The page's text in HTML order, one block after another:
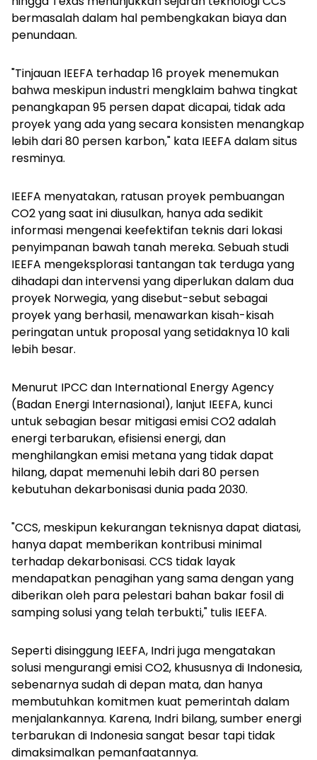
bermasalah dalam hal pembengkakan biaya dan
penundaan.
"Tinjauan IEEFA terhadap 16 proyek menemukan
bahwa meskipun industri mengklaim bahwa tingkat
penangkapan 95 persen dapat dicapai, tidak ada
proyek yang ada yang secara konsisten menangkap
lebih dari 80 persen karbon," kata IEEFA dalam situs
resminya.
IEEFA menyatakan, ratusan proyek pembuangan
CO2 yang saat ini diusulkan, hanya ada sedikit
informasi mengenai keefektifan teknis dari lokasi
penyimpanan bawah tanah mereka. Sebuah studi
IEEFA mengeksplorasi tantangan tak terduga yang
dihadapi dan intervensi yang diperlukan dalam dua
proyek Norwegia, yang disebut-sebut sebagai
proyek yang berhasil, menawarkan kisah-kisah
peringatan untuk proposal yang setidaknya 10 kali
lebih besar.
Menurut IPCC dan International Energy Agency
(Badan Energi Internasional), lanjut IEEFA, kunci
untuk sebagian besar mitigasi emisi CO2 adalah
energi terbarukan, efisiensi energi, dan
menghilangkan emisi metana yang tidak dapat
hilang, dapat memenuhi lebih dari 80 persen
kebutuhan dekarbonisasi dunia pada 2030.
"CCS, meskipun kekurangan teknisnya dapat diatasi,
hanya dapat memberikan kontribusi minimal
terhadap dekarbonisasi. CCS tidak layak
mendapatkan penagihan yang sama dengan yang
diberikan oleh para pelestari bahan bakar fosil di
samping solusi yang telah terbukti," tulis IEEFA.
Seperti disinggung IEEFA, Indri juga mengatakan
solusi mengurangi emisi CO2, khususnya di Indonesia,
sebenarnya sudah di depan mata, dan hanya
membutuhkan komitmen kuat pemerintah dalam
menjalankannya. Karena, Indri bilang, sumber energi
terbarukan di Indonesia sangat besar tapi tidak
dimaksimalkan pemanfaatannya.